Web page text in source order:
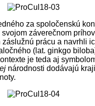
za spoločenskú
svojom záverečnom
prácu a navrhli
(lat. ginkgo
je teda aj
národnosti dodávajú